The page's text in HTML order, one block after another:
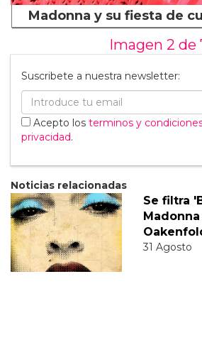
Madonna y su fiesta de
Imagen 2 de
Suscribete a nuestra newsletter:
Acepto los terminos y
privacidad.
Noticias relacionadas
Se filtra
Madonna
31 Agosto